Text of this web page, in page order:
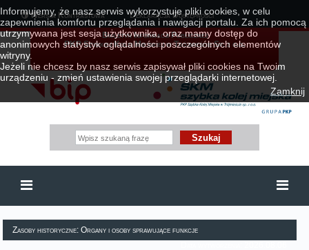
Wersja Kontrastowa Deklaracja Dostępności
Biuletyn Informacji Publicznej
PKP Szybkiej Kolei Miejskiej w Trójmieście Sp. z o.o.
Zasoby historyczne: Organy i osoby sprawujące funkcje
Informujemy, że nasz serwis wykorzystuje pliki cookies, w celu
zapewnienia komfortu przeglądania i nawigacji portalu. Za ich pomocą
utrzymywana jest sesja użytkownika, oraz mamy dostęp do
anonimowych statystyk oglądalności poszczególnych elementów
witryny.
Jeżeli nie chcesz by nasz serwis zapisywał pliki cookies na Twoim
urządzeniu - zmień ustawienia swojej przeglądarki internetowej.
Zamknij